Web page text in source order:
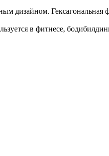
дизайном.
в фитнесе,